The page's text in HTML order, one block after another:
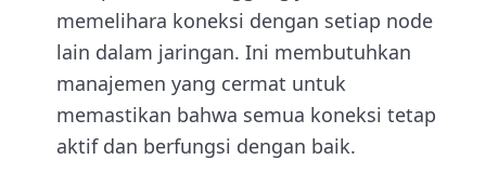
memelihara koneksi dengan setiap node
lain dalam jaringan. Ini membutuhkan
manajemen yang cermat untuk
memastikan bahwa semua koneksi tetap
aktif dan berfungsi dengan baik.